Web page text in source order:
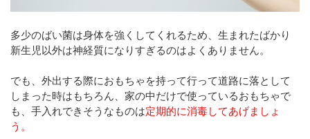
多少のばい菌は身体を強くしてくれるため、生まれたばかり
新生児以外は神経質になりすぎるのはよくありません。
でも、外出する際におもちゃを持って行って道路に落として
しまった時はもちろん、家の中だけで使っているおもちゃで
も、手入れできそうなものは定期的に消毒してあげましょ
う。